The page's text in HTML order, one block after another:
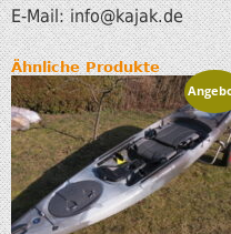
E-Mail: info@kajak.de
Ähnliche Produkte